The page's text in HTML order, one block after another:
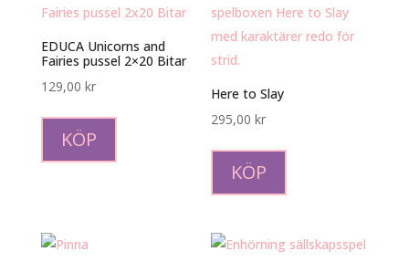
EDUCA Unicorns and
Fairies pussel 2×20 Bitar
129,00 kr
KÖP
Here to Slay
295,00kr
KÖP